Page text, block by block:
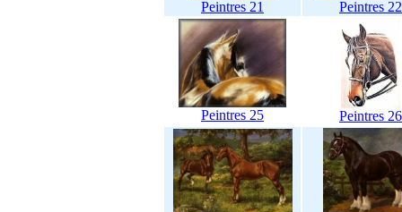
Peintres 21 Peintres 22
Peintres 25 Peintres 26